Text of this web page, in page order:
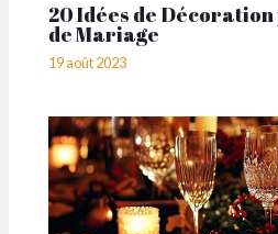
20 Idées de
de Mariage
19 août 2023